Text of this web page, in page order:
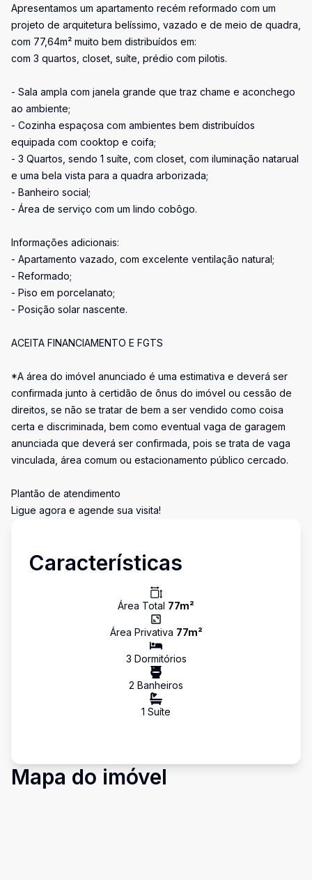
Apresentamos um apartamento recém reformado com um
projeto de arquitetura belíssimo, vazado e de meio de quadra,
com 77,64m² muito bem distribuídos em:
com 3 quartos, closet, suíte, prédio com pilotis.
- Sala ampla com janela grande que traz chame e aconchego
ao ambiente;
- Cozinha espaçosa com ambientes bem distribuídos
equipada com cooktop e coifa;
- 3 Quartos, sendo 1 suíte, com closet, com iluminação natarual
e uma bela vista para a quadra arborizada;
- Banheiro social;
- Área de serviço com um lindo cobôgo.
Informações adicionais:
- Apartamento vazado, com excelente ventilação natural;
- Reformado;
- Piso em porcelanato;
- Posição solar nascente.
ACEITA FINANCIAMENTO E FGTS
*A área do imóvel anunciado é uma estimativa e deverá ser
confirmada junto à certidão de ônus do imóvel ou cessão de
direitos, se não se tratar de bem a ser vendido como coisa
certa e discriminada, bem como eventual vaga de garagem
anunciada que deverá ser confirmada, pois se trata de vaga
vinculada, área comum ou estacionamento público cercado.
Plantão de atendimento
Ligue agora e agende sua visita!
Características
Área Total 77m²
Área Privativa 77m²
3 Dormitórios
2 Banheiros
1 Suíte
Mapa do imóvel